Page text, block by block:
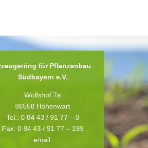
für Pflanzenbau
Südbayern e.V.
Wolfshof 7a
86558 Hohenwart
Tel.: 0 84 43 / 91 77 – 0
Fax: 0 84 43 / 91 77 – 199
email: